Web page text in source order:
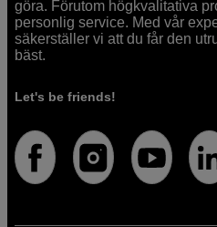
göra. Förutom högkvalitativa
personlig service. Med vår
säkerställer vi att du får den
bäst.
Let's be friends!